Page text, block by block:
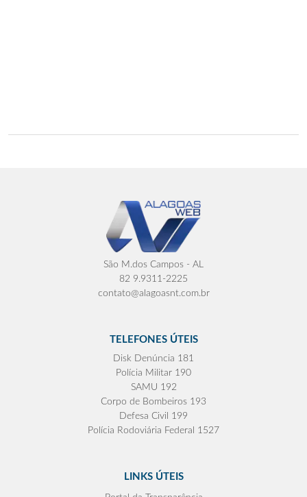
São M.dos Campos - AL
82 9.9311-2225
contato@alagoasnt.com.br
TELEFONES ÚTEIS
Disk Denúncia 181
Polícia Militar 190
SAMU 192
Corpo de Bombeiros 193
Defesa Civil 199
Polícia Rodoviária Federal 1527
LINKS ÚTEIS